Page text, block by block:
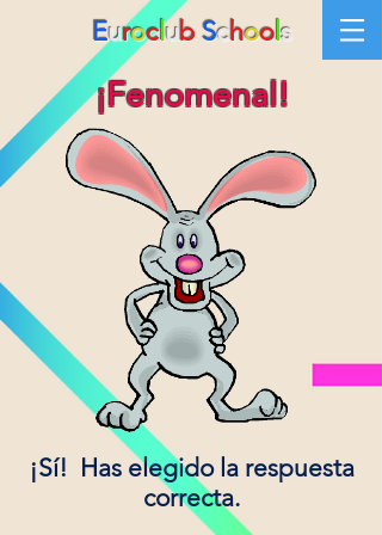
EuroclubSchools
¡Fenomenal!
¡Sí! Has elegido la respuesta
correcta.